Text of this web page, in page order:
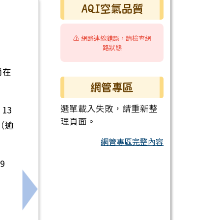
進用教保員及私立幼兒園專任教師年資相關疑義
逾
下一筆：行政院人事行政總處辦理之全國公教
AQI空氣品質
⚠️ 網路連線錯誤，請檢查網
路狀態
網管專區
選單載入失敗，請重新整
理頁面。
網管專區完整內容